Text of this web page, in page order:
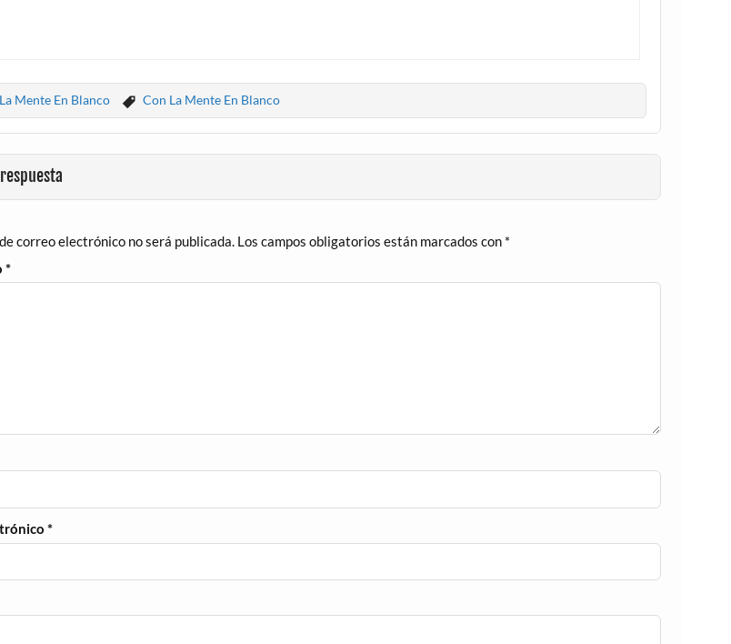
Mente En Blanco Con La Mente En Blanco
correo electrónico no será publicada. Los campos obligatorios están marcados con *
*
*